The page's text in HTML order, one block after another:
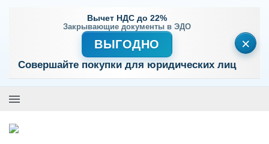
Вычет НДС до 22%
Закрывающие документы в ЭДО
ВЫГОДНО
Совершайте покупки для юридических лиц
×